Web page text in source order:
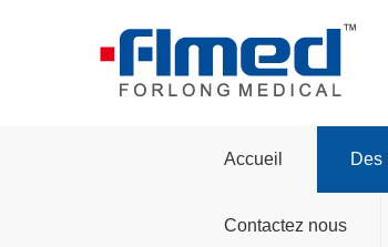
Accueil Des
Contactez nous